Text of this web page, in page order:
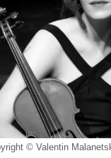
© Valentin